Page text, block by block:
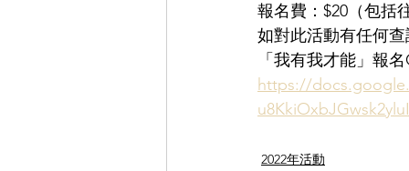
報名費：$20（包括
如對此活動有任何
「我有我才能」報
https://
2022年活動